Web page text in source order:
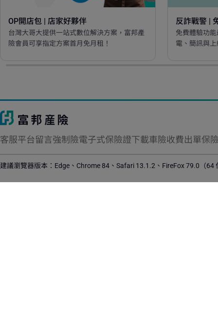
OP開店包 | 店家好夥伴
台灣大哥大提供一站式數位解決方案，富邦產
險會員可享指定方案首月免月租！
反詐戰警 |
免費體驗功
電、簡訊與
客服平台留言強制險電子式保險證下載車險收費出單保
建議瀏覽器版本：Edge、Chrome 84、Safari 13.1.2、FireFox 79.0（64